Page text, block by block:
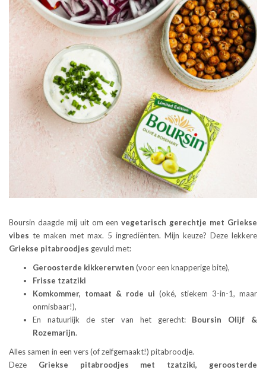
Boursin daagde mij uit om eenvegetarisch gerechtje met Griekse
vibes te maken met max. 5 ingrediënten. Mijn keuze? Deze lekkere
Griekse pitabroodjes gevuld met:
Geroosterde kikkererwten (voor een knapperige bite),
Frisse tzatziki
Komkommer, tomaat & rode ui (oké, stiekem 3-in-1, maar
onmisbaar!),
En natuurlijk de ster van het gerecht: Boursin Olijf &
Rozemarijn.
Alles samen in een vers (of zelfgemaakt!) pitabroodje.
Deze Griekse pitabroodjes met tzatziki, geroosterde